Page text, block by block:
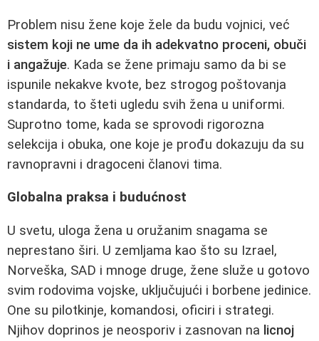
Problem nisu žene koje žele da budu vojnici, već
sistem koji ne ume da ih adekvatno proceni, obuči
i angažuje. Kada se žene primaju samo da bi se
ispunile nekakve kvote, bez strogog poštovanja
standarda, to šteti ugledu svih žena u uniformi.
Suprotno tome, kada se sprovodi rigorozna
selekcija i obuka, one koje je prođu dokazuju da su
ravnopravni i dragoceni članovi tima.
Globalna praksa i budućnost
U svetu, uloga žena u oružanim snagama se
neprestano širi. U zemljama kao što su Izrael,
Norveška, SAD i mnoge druge, žene služe u gotovo
svim rodovima vojske, uključujući i borbenе jedinice.
One su pilotkinje, komandosi, oficiri i strategi.
Njihov doprinos je neosporiv i zasnovan na licnoj